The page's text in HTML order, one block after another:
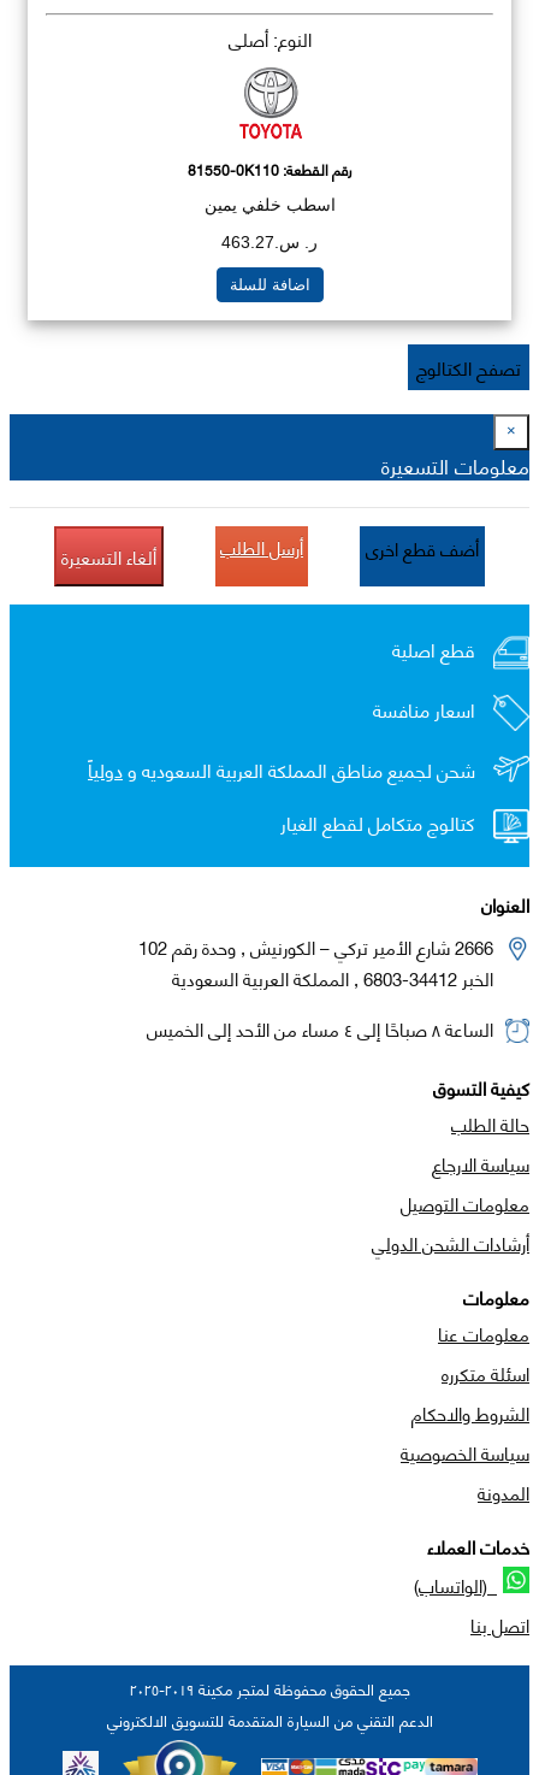
النوع: أصلي
رقم القطعة:81550-0K110
اسطب خلفي يمين
ر. س.463.27
اضافة للسلة
تصفح الكتالوج
×
معلومات التسعيرة
أضف قطع اخرى أرسل الطلب ألغاء التسعيرة
قطع اصلية
اسعار منافسة
شحن لجميع مناطق المملكة العربية السعوديه ودولياً
كتالوج متكامل لقطع الغيار
العنوان
2666 شارع الأمير تركي – الكورنيش , وحدة رقم 102
الخبر 34412-6803 , المملكة العربية السعودية
الساعة ٨ صباحًا إلى ٤ مساء من الأحد إلى الخميس
كيفية التسوق
حالة الطلب
سياسة الارجاع
معلومات التوصيل
أرشادات الشحن الدولي
معلومات
معلومات عنا
اسئلة متكرره
الشروط والاحكام
سياسة الخصوصية
المدونة
خدمات العملاء
(الواتساب)
اتصل بنا
جميع الحقوق محفوظة لمتجر مكينة ٢٠١٩-٢٠٢٥
الدعم التقني من السيارة المتقدمة للتسويق الالكتروني